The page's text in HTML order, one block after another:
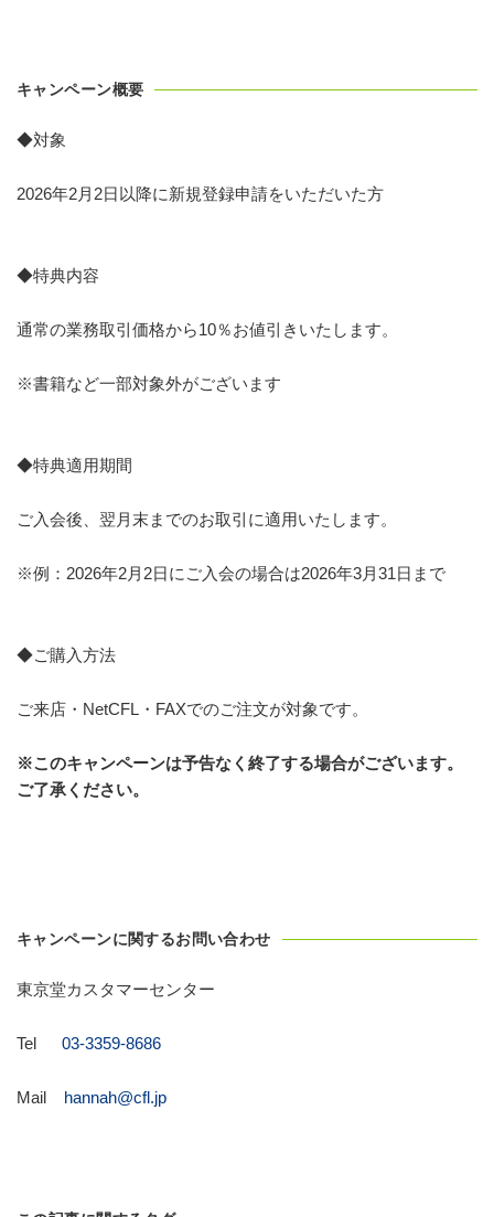
キャンペーン概要
◆対象
2026年2月2日以降に新規登録申請をいただいた方
◆特典内容
通常の業務取引価格から10％お値引きいたします。
※書籍など一部対象外がございます
◆特典適用期間
ご入会後、翌月末までのお取引に適用いたします。
※例：2026年2月2日にご入会の場合は2026年3月31日まで
◆ご購入方法
ご来店・NetCFL・FAXでのご注文が対象です。
※このキャンペーンは予告なく終了する場合がございます。
ご了承ください。
キャンペーンに関するお問い合わせ
東京堂カスタマーセンター
Tel 03-3359-8686
Mail hannah@cfl.jp